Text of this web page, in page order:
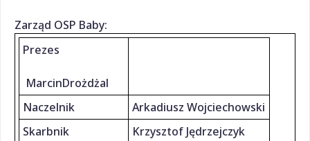
Zarząd OSP Baby:
Prezes
MarcinDrożdżal
Naczelnik
Arkadiusz Wojciechowski
Skarbnik
Krzysztof Jędrzejczyk